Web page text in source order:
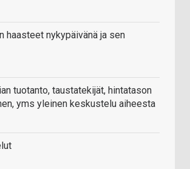
haasteet nykypäivänä ja sen
tuotanto, taustatekijät, hintatason
yms yleinen keskustelu aiheesta